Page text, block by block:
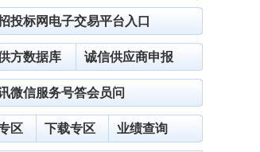
投标网电子交易平台入口
方数据库 诚信供应商申报
微信服务号答会员问
区 下载专区 业绩查询
股集团有限公司贸易分公司
化发展有限公司
合会计师事务所（普通合伙）
标代理有限公司
境监测服务有限公司
卫服务有限公司
服饰有限公司
通能源有限公司